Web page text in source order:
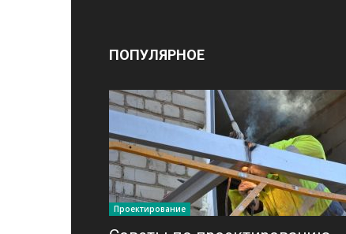
ПОПУЛЯРНОЕ
Проектирование